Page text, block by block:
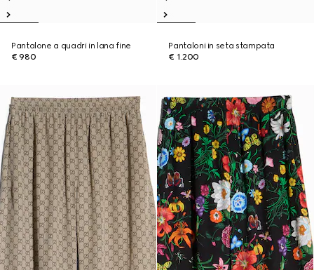
Pantalone a quadri in lana fine
€ 980
Pantaloni in seta stampata
€ 1.200